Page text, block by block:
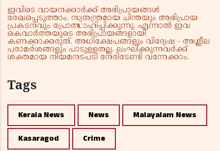
ഇവിടെ വായനക്കാർക്ക് അഭിപ്രായങ്ങൾ
രേഖപ്പെടുത്താം. സ്വതന്ത്രമായ ചിന്തയും അഭിപ്രായ
പ്രകടനവും പ്രോത്സാഹിപ്പിക്കുന്നു. എന്നാൽ ഇവ
കെവാർത്തയുടെ അഭിപ്രായങ്ങളായി
കണക്കാക്കരുത്. അധിക്ഷേപങ്ങളും വിദ്വേഷ - അശ്ലീല
പരാമർശങ്ങളും പാടുള്ളതല്ല. ലംഘിക്കുന്നവർക്ക്
ശക്തമായ നിയമനടപടി നേരിടേണ്ടി വന്നേക്കാം.
Tags
Kerala News News Malayalam News
Kasaragod Crime